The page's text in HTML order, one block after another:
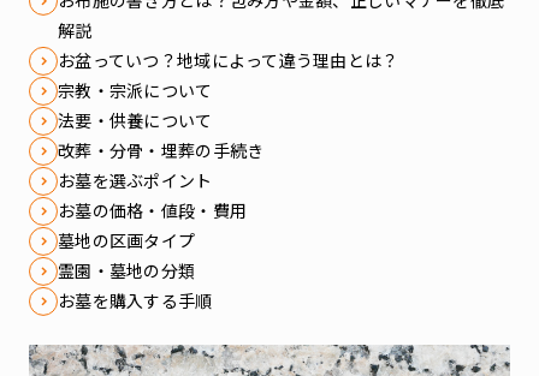
解説
お盆っていつ？地域によって違う理由とは？
宗教・宗派について
法要・供養について
改葬・分骨・埋葬の手続き
お墓を選ぶポイント
お墓の価格・値段・費用
墓地の区画タイプ
霊園・墓地の分類
お墓を購入する手順